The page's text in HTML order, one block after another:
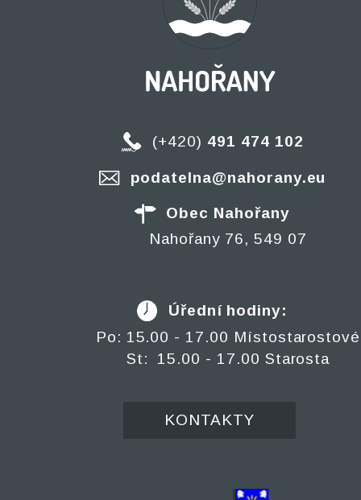
(+420) 491 474 102
podatelna@nahorany.eu
Obec Nahořany
Nahořany 76, 549 07
Úřední hodiny:
Po: 15.00 - 17.00 Místostarostové
St: 15.00 - 17.00 Starosta
KONTAKTY